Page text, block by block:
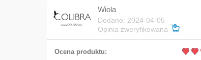
Wiola
Dodano: 2024-04-05
Opinia zweryfikowana
Ocena produktu: